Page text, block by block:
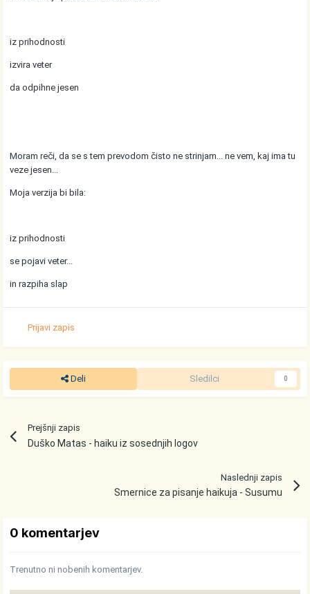
iz prihodnosti
izvira veter
da odpihne jesen
Moram reči, da se s tem prevodom čisto ne strinjam... ne vem, kaj ima tu
veze jesen...
Moja verzija bi bila:
iz prihodnosti
se pojavi veter...
in razpiha slap
Prijavi zapis
Deli Sledilci 0
Prejšnji zapis
Duško Matas - haiku iz sosednjih logov
Naslednji zapis
Smernice za pisanje haikuja - Susumu
0 komentarjev
Trenutno ni nobenih komentarjev.